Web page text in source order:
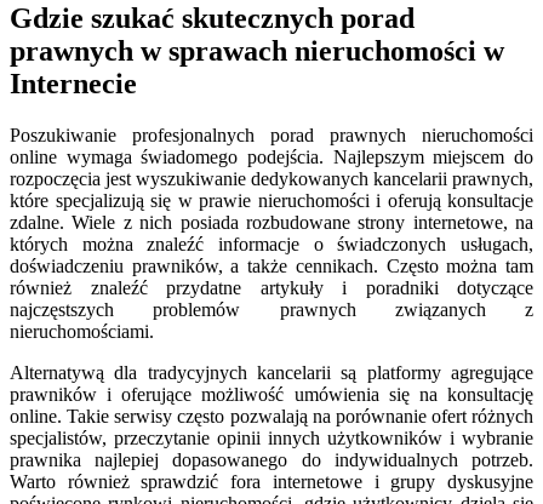
Gdzie szukać skutecznych porad
prawnych w sprawach nieruchomości w
Internecie
Poszukiwanie profesjonalnych porad prawnych nieruchomości
online wymaga świadomego podejścia. Najlepszym miejscem do
rozpoczęcia jest wyszukiwanie dedykowanych kancelarii prawnych,
które specjalizują się w prawie nieruchomości i oferują konsultacje
zdalne. Wiele z nich posiada rozbudowane strony internetowe, na
których można znaleźć informacje o świadczonych usługach,
doświadczeniu prawników, a także cennikach. Często można tam
również znaleźć przydatne artykuły i poradniki dotyczące
najczęstszych problemów prawnych związanych z
nieruchomościami.
Alternatywą dla tradycyjnych kancelarii są platformy agregujące
prawników i oferujące możliwość umówienia się na konsultację
online. Takie serwisy często pozwalają na porównanie ofert różnych
specjalistów, przeczytanie opinii innych użytkowników i wybranie
prawnika najlepiej dopasowanego do indywidualnych potrzeb.
Warto również sprawdzić fora internetowe i grupy dyskusyjne